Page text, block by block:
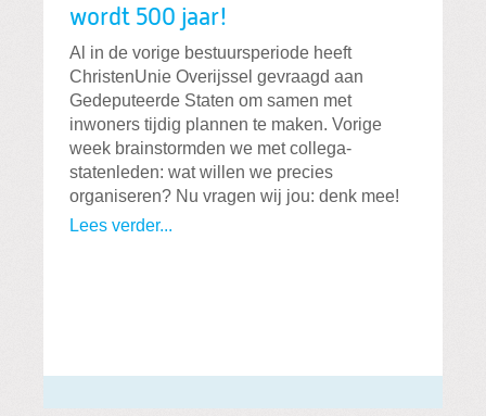
wordt 500 jaar!
Al in de vorige bestuursperiode heeft
ChristenUnie Overijssel gevraagd aan
Gedeputeerde Staten om samen met
inwoners tijdig plannen te maken. Vorige
week brainstormden we met collega-
statenleden: wat willen we precies
organiseren? Nu vragen wij jou: denk mee!
Lees verder...